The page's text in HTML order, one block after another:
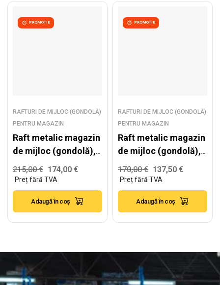
PROMOȚIE
RAFTURI DE MIJLOC (GONDOLĂ)
PENTRU MAGAZIN
Raft metalic magazin
de mijloc (gondolă),
alb – H:1930mm x
L:1000mm x B:500mm
215,00€ 174,00 €
Adaugă în coș
PROMOȚIE
RAFTURI DE MIJLOC (GONDOLĂ)
PENTRU MAGAZIN
Raft metalic magazin
de mijloc (gondolă),
gri antracit –
H:2235mm x
L:1000mm x B:300mm
170,00€ 137,50 €
Adaugă în coș